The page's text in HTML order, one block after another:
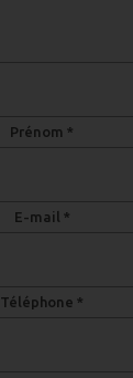
Prénom *
E-mail *
Téléphone *